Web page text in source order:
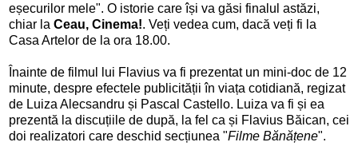
eșecurilor mele". O istorie care își va găsi finalul astăzi,
chiar la Ceau, Cinema!. Veți vedea cum, dacă veți fi la
Casa Artelor de la ora 18.00.
Înainte de filmul lui Flavius va fi prezentat un mini-doc de 12
minute, despre efectele publicității în viața cotidiană, regizat
de Luiza Alecsandru și Pascal Castello. Luiza va fi și ea
prezentă la discuțiile de după, la fel ca și Flavius Băican, cei
doi realizatori care deschid secțiunea "Filme Bănățene".